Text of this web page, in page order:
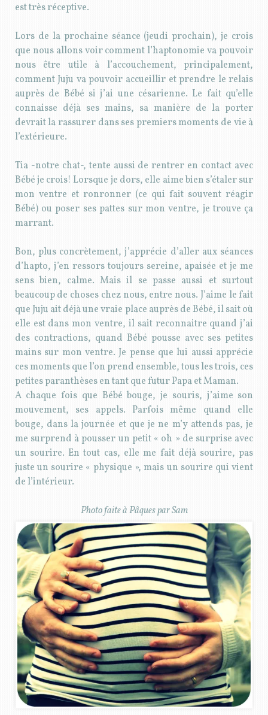
est très réceptive.
Lors de la prochaine séance (jeudi prochain), je crois
que nous allons voir comment l’haptonomie va pouvoir
nous être utile à l’accouchement, principalement,
comment Juju va pouvoir accueillir et prendre le relais
auprès de Bébé si j’ai une césarienne. Le fait qu’elle
connaisse déjà ses mains, sa manière de la porter
devrait la rassurer dans ses premiers moments de vie à
l’extérieure.
Tia -notre chat-, tente aussi de rentrer en contact avec
Bébé je crois! Lorsque je dors, elle aime bien s’étaler sur
mon ventre et ronronner (ce qui fait souvent réagir
Bébé) ou poser ses pattes sur mon ventre, je trouve ça
marrant.
Bon, plus concrètement, j’apprécie d’aller aux séances
d’hapto, j’en ressors toujours sereine, apaisée et je me
sens bien, calme. Mais il se passe aussi et surtout
beaucoup de choses chez nous, entre nous. J’aime le fait
que Juju ait déjà une vraie place auprès de Bébé, il sait où
elle est dans mon ventre, il sait reconnaitre quand j’ai
des contractions, quand Bébé pousse avec ses petites
mains sur mon ventre. Je pense que lui aussi apprécie
ces moments que l’on prend ensemble, tous les trois, ces
petites paranthèses en tant que futur Papa et Maman.
A chaque fois que Bébé bouge, je souris, j’aime son
mouvement, ses appels. Parfois même quand elle
bouge, dans la journée et que je ne m’y attends pas, je
me surprend à pousser un petit « oh » de surprise avec
un sourire. En tout cas, elle me fait déjà sourire, pas
juste un sourire « physique », mais un sourire qui vient
de l’intérieur.
Photo faite à Pâques par Sam